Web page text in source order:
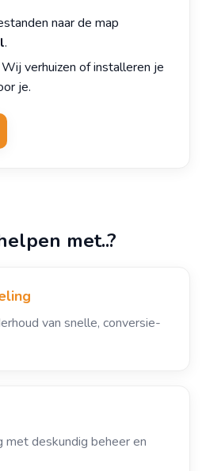
naar de map
.
verhuizen of installeren je
je.
met..?
van snelle, conversie-
met deskundig beheer en